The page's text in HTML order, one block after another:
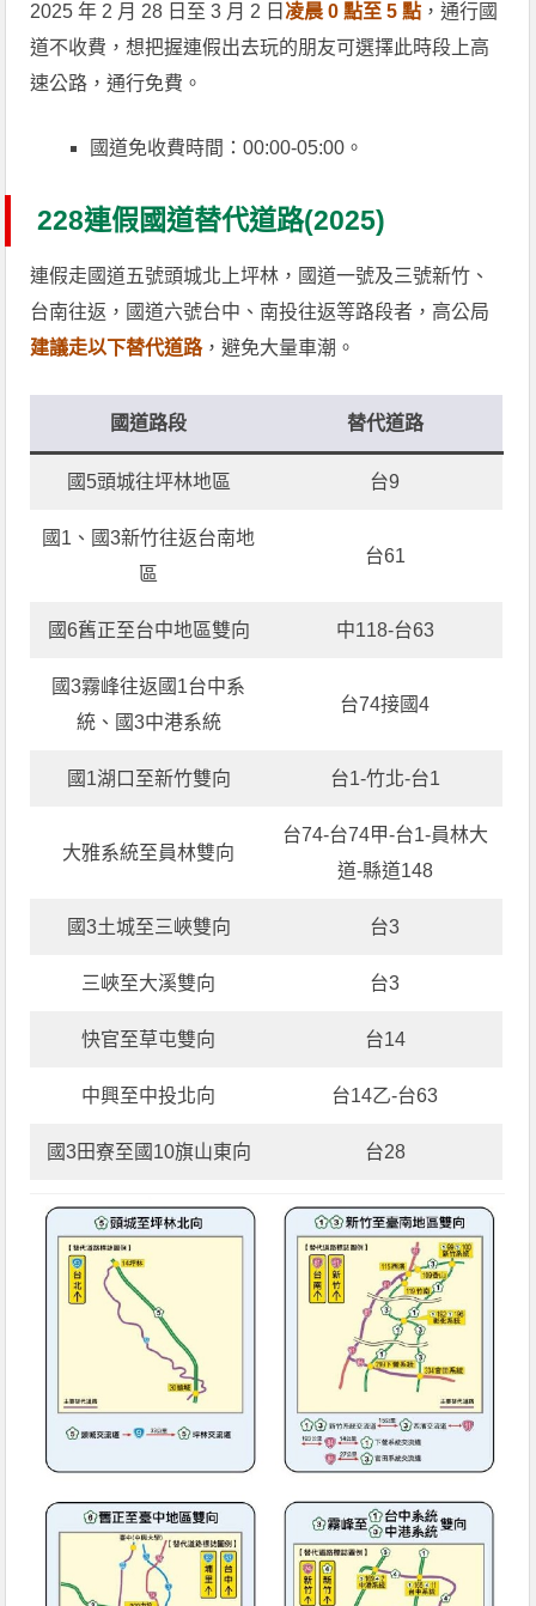
2025 年 2 月 28 日至 3 月 2 日 凌晨 0 點至 5 點 ，通行國
道不收費，想把握連假出去玩的朋友可選擇此時段上高
速公路，通行免費。
國道免收費時間：00:00-05:00。
228連假國道替代道路(2025)
連假走國道五號頭城北上坪林，國道一號及三號新竹、
台南往返，國道六號台中、南投往返等路段者，高公局
建議走以下替代道路，避免大量車潮。
國道路段 替代道路
國5頭城往坪林地區 台9
國1、國3新竹往返台南地
區
台61
國6舊正至台中地區雙向 中118-台63
國3霧峰往返國1台中系
統、國3中港系統
台74接國4
國1湖口至新竹雙向 台1-竹北-台1
大雅系統至員林雙向
台74-台74甲-台1-員林大
道-縣道148
國3土城至三峽雙向 台3
三峽至大溪雙向 台3
快官至草屯雙向 台14
中興至中投北向 台14乙-台63
國3田寮至國10旗山東向 台28